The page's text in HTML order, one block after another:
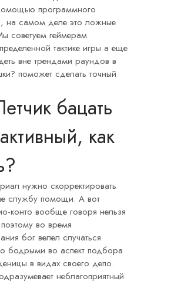
программного
на самом деле это ложные
советуем геймерам
тактике игры а еще
вне трендами раундов в
поможет сделать точный
бацать
как
нужно скорректировать
службу помощи. А вот
конто вообще говоря нельзя
во время
бог велел случаться
бодрыми во аспект подбора
в видах своего депо.
неблагоприятный